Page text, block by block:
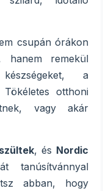
csupán órákon
hanem remekül
a
otthoni
vagy akár
, és Nordic
tanúsítvánnyal
abban, hogy